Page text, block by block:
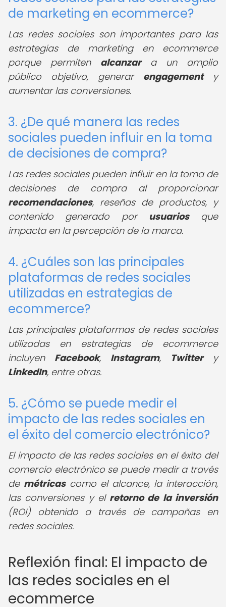
de marketing en ecommerce?
Las redes sociales son importantes para las
estrategias de marketing en ecommerce
porque permiten alcanzara un amplio
público objetivo, generar engagementy
aumentar las conversiones.
3. ¿De qué manera las redes
sociales pueden influir en la toma
de decisiones de compra?
Las redes sociales pueden influir en la toma de
decisiones de compra al proporcionar
recomendaciones, reseñas de productos, y
contenido generado por usuariosque
impacta en la percepción de la marca.
4. ¿Cuáles son las principales
plataformas de redes sociales
utilizadas en estrategias de
ecommerce?
Las principales plataformas de redes sociales
utilizadas en estrategias de ecommerce
incluyen Facebook, Instagram, Twittery
LinkedIn, entre otras.
5. ¿Cómo se puede medir el
impacto de las redes sociales en
el éxito del comercio electrónico?
El impacto de las redes sociales en el éxito del
comercio electrónico se puede medir a través
de métricascomo el alcance, la interacción,
las conversiones y el retorno de la inversión
(ROI) obtenido a través de campañas en
redes sociales.
Reflexión final: El impacto de
las redes sociales en el
ecommerce